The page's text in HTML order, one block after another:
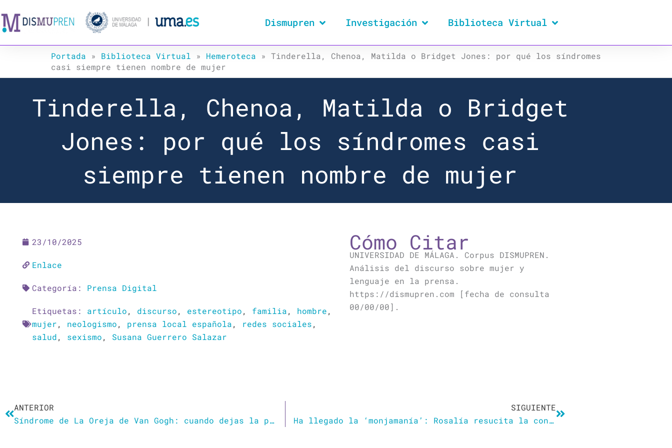
al
contenido
Dismupren Investigación Biblioteca Virtual
Portada » Biblioteca Virtual » Hemeroteca » Tinderella, Chenoa, Matilda o Bridget Jones: por qué los síndromes
casi siempre tienen nombre de mujer
Tinderella, Chenoa, Matilda o Bridget
Jones: por qué los síndromes casi
siempre tienen nombre de mujer
23/10/2025
Enlace
Categoría: Prensa Digital
Etiquetas: artículo, discurso, estereotipo, familia, hombre,
mujer, neologismo, prensa local española, redes sociales,
salud, sexismo, Susana Guerrero Salazar
Cómo Citar
UNIVERSIDAD DE MÁLAGA. Corpus DISMUPREN.
Análisis del discurso sobre mujer y
lenguaje en la prensa.
https://dismupren.com [fecha de consulta
00/00/00].
ANTERIOR
Síndrome de La Oreja de Van Gogh: cuando dejas la puerta abierta a un amor pasado que te marcó
SIGUIENTE
Ha llegado la ‘monjamanía’: Rosalía resucita la controvertida fiebre por el convento